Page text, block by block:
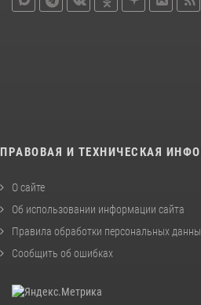
ПРАВОВАЯ И ТЕХНИЧЕСКАЯ
О сайте
Об использовании информации сайта
Правила обработки персональных
Сообщить об ошибках